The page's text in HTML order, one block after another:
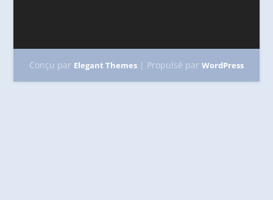
Conçu par Elegant Themes| Propulsé par WordPress